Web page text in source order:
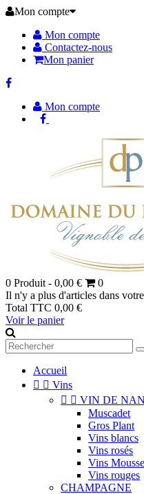
Mon compte
Mon compte
Contactez-nous
Mon panier
Mon compte
0 Produit - 0,00 €
0
Il n'y a plus d'articles dans
Total TTC 0,00 €
Voir le panier
Accueil
  Vins
  VIN DE
Muscadet
Gros Plant
Vins blancs
Vins rosés
Vins
Vins rouges
CHAMPAGNE